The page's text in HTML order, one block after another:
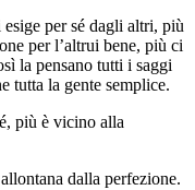
esige per sé dagli altri, più
per l’altrui bene, più ci
la pensano tutti i saggi
tutta la gente semplice.
più è vicino alla
dalla perfezione.